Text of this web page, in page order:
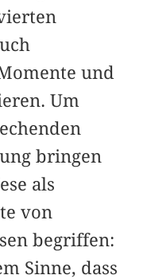
und
Um
bringen
als
von
begriffen:
Sinne, dass